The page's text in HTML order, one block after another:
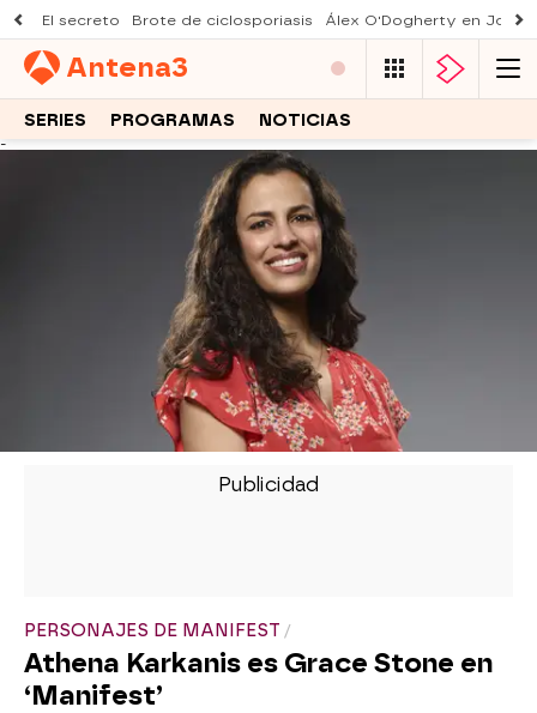
El secreto Brote de ciclosporiasis Álex O'Dogherty en
Antena3
SERIES PROGRAMAS NOTICIAS
-
PERSONAJES DE MANIFEST
Athena Karkanis es Grace Stone en
‘Manifest’